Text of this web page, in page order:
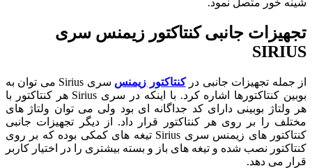
تجهیزات جانبی کنتاکتور زیمنس سری
SIRIUS
از جمله تجهیزات جانبی درکنتاکتور زیمنس
سری Sirius می توان به
بوبین کنتاکتورها اشاره کرد. با اینکه در سری Sirius هر کنتاکتور با
هر ولتاژ بوبینی دارای کد جداگانه ای بود ولی می توان ولتاژ های
مختلف را بر روی هر کنتاکتور قرار داد. از دیگر تجهیزات جانبی
کنتاکتور های زیمنس سری Sirius تیغه های کمکی بوده که بر روی
کنتاکتور نصب شده و تیغه های باز و بسته بیشتری را در اختیار کاربر
قرار می دهد.